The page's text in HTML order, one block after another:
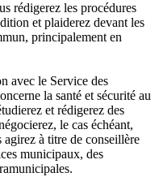
rédigerez les procédures
et plaiderez devant les
principalement en
avec le Service des
la santé et sécurité au
et rédigerez des
le cas échéant,
à titre de conseillère
municipaux, des